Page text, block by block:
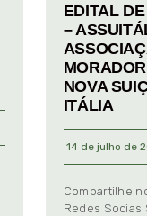
EDITAL
–
NOVA
ITÁLIA
14 de julho de
Compartilhe
Redes Socias